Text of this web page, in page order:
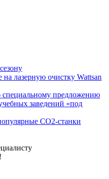
лазерную очистку Wattsan
предложению
заведений «под
CO2-станки